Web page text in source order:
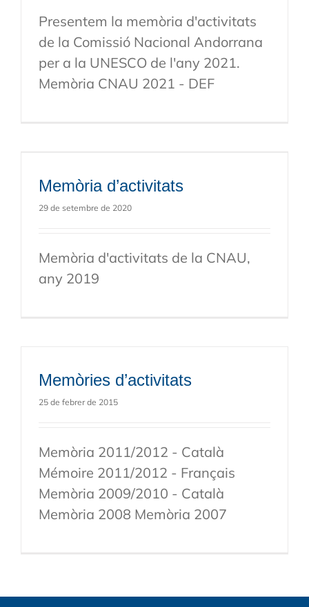
Presentem la memòria d'activitats
de la Comissió Nacional Andorrana
per a la UNESCO de l'any 2021.
Memòria CNAU 2021 - DEF
Memòria d’activitats
29 de setembre de 2020
Memòria d'activitats de la CNAU,
any 2019
Memòries d’activitats
25 de febrer de 2015
Memòria 2011/2012 - Català
Mémoire 2011/2012 - Français
Memòria 2009/2010 - Català
Memòria 2008 Memòria 2007